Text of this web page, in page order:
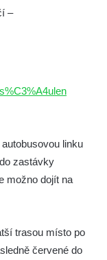
–
linku
zastávky
možno dojít na
trasou místo po
červené do